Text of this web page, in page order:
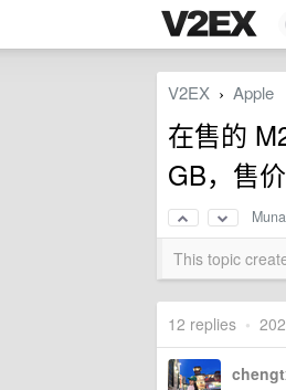
V2EX › Apple
在售的
GB，售
This topic
12 replies •